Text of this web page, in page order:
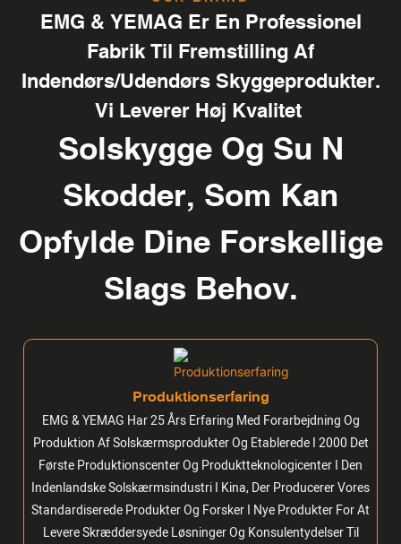
EMG & YEMAG Er En Professionel
Fabrik Til Fremstilling Af
Indendørs/udendørs Skyggeprodukter.
Vi Leverer Høj Kvalitet
Solskygge Og Su N
Skodder, Som Kan
Opfylde Dine Forskellige
Slags Behov.
Produktionserfaring
EMG & YEMAG Har 25 Års Erfaring Med Forarbejdning Og
Produktion Af Solskærmsprodukter Og Etablerede I 2000 Det
Første Produktionscenter Og Produktteknologicenter I Den
Indenlandske Solskærmsindustri I Kina, Der Producerer Vores
Standardiserede Produkter Og Forsker I Nye Produkter For At
Levere Skræddersyede Løsninger Og Konsulentydelser Til